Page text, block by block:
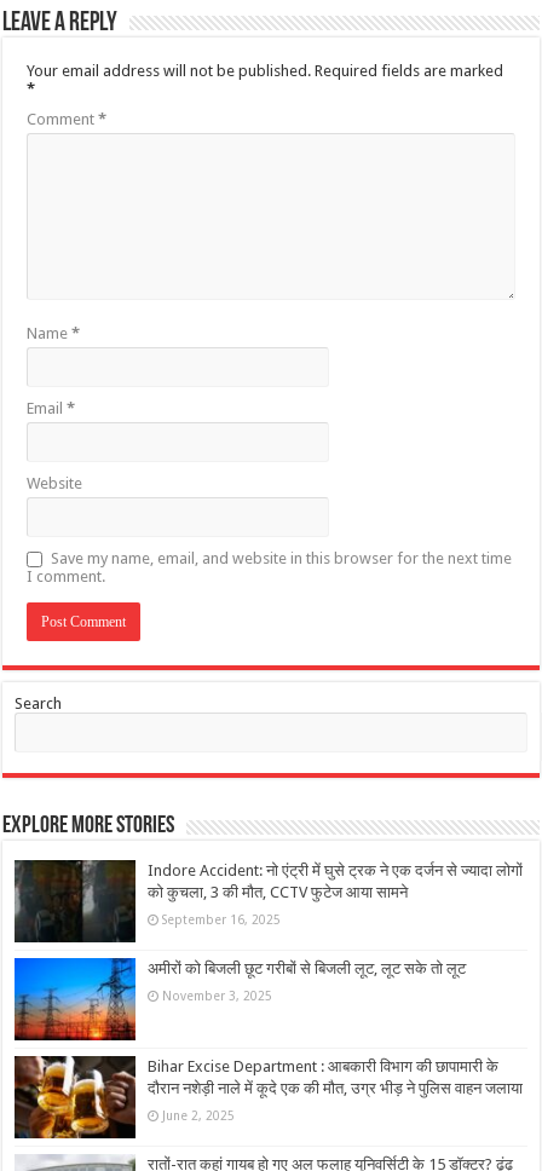
Leave a Reply
Your email address will not be published. Required fields are marked
*
Comment*
Name*
Email*
Website
Save my name, email, and website in this browser for the next time
I comment.
Search
Explore More Stories
Indore Accident: नो एंट्री में घुसे ट्रक ने एक दर्जन से ज्यादा लोगों
को कुचला, 3 की मौत, CCTV फुटेज आया सामने
September 16, 2025
अमीरों को बिजली छूट गरीबों से बिजली लूट, लूट सके तो लूट
November 3, 2025
Bihar Excise Department : आबकारी विभाग की छापामारी के
दौरान नशेड़ी नाले में कूदे एक की मौत, उग्र भीड़ ने पुलिस वाहन जलाया
June 2, 2025
रातों-रात कहां गायब हो गए अल फलाह यूनिवर्सिटी के 15 डॉक्टर? ढूंढ़